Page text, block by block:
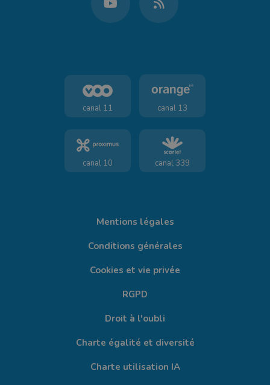
canal 11 canal 13
canal 10 canal 339
Mentions légales
Conditions générales
Cookies et vie privée
RGPD
Droit à l'oubli
Charte égalité et diversité
Charte utilisation IA